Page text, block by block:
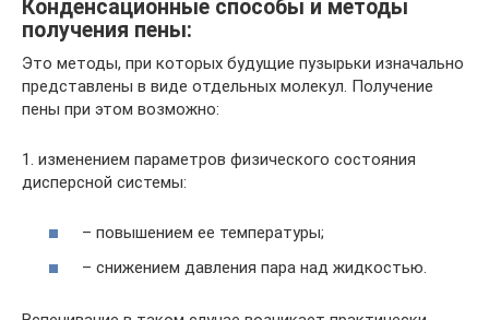
Конденсационные способы и методы
получения пены:
Это методы, при которых будущие пузырьки изначально
представлены в виде отдельных молекул. Получение
пены при этом возможно:
1. изменением параметров физического состояния
дисперсной системы:
– повышением ее температуры;
– снижением давления пара над жидкостью.